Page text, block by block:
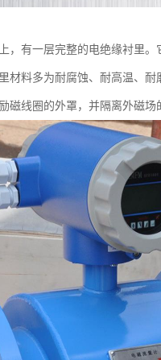
，有一层完整的电绝缘衬里
料多为耐腐蚀、耐高温、耐
磁线圈的外罩，并隔离外磁场